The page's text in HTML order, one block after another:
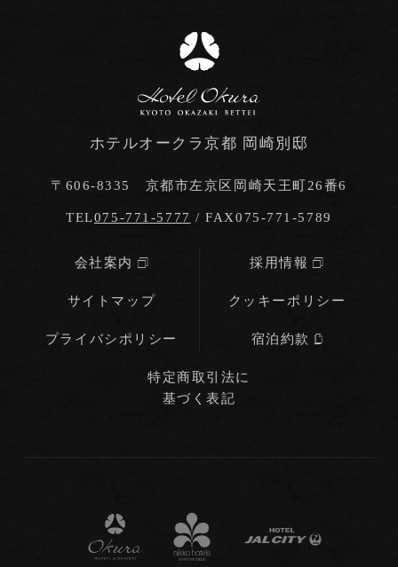
ホテルオークラ京都 岡崎別邸
〒606-8335 京都市左京区岡崎天王町26番6
TEL075-771-5777 / FAX075-771-5789
会社案内 採用情報
サイトマップ クッキーポリシー
プライバシポリシー 宿泊約款
特定商取引法に
基づく表記